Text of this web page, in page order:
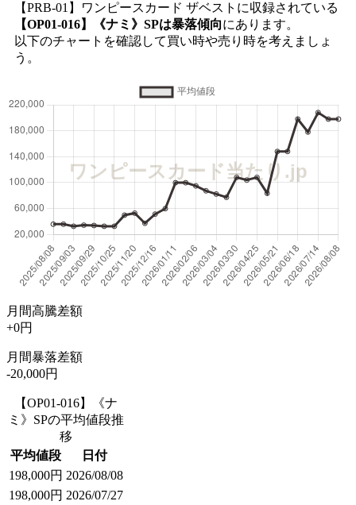
【PRB-01】ワンピースカード ザベストに収録されている
【OP01-016】《ナミ》SPは暴落傾向にあります。
以下のチャートを確認して買い時や売り時を考えましょ
う。
月間高騰差額
+0円
月間暴落差額
-20,000円
【OP01-016】《ナ
ミ》SPの平均値段推
移
平均値段
日付
198,000円 2026/08/08
198,000円 2026/07/27